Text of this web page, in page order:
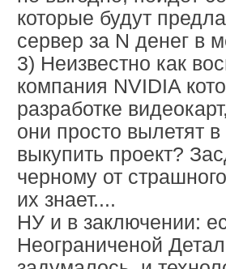
которые будут
сервер за N денег в
3) Неизвестно как
компания NVIDIA
разработке
они просто вылетят
выкупить проект?
черному от
их знает....
НУ и в заключении:
Неограниченой